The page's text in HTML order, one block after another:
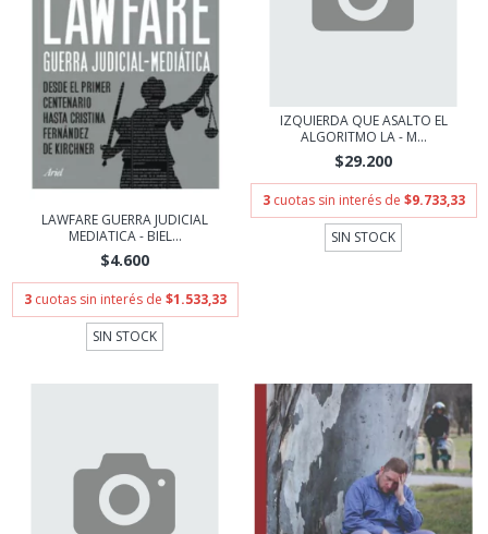
LAWFARE GUERRA JUDICIAL
MEDIATICA - BIEL...
$4.600
3 cuotas sin interés de $1.533,33
SIN STOCK
IZQUIERDA QUE ASALTO EL
ALGORITMO LA - M...
$29.200
3 cuotas sin interés de $9.733,33
SIN STOCK